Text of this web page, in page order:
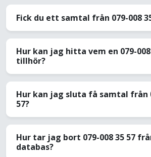
Fick du ett samtal från 079-008
Hur kan jag hitta vem en 079-008
tillhör?
Hur kan jag sluta få samtal från
57?
Hur tar jag bort 079-008 35 57
databas?